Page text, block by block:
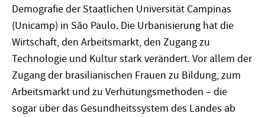
Demografie der Staatlichen Universität Campinas
(Unicamp) in São Paulo. Die Urbanisierung hat die
Wirtschaft, den Arbeitsmarkt, den Zugang zu
Technologie und Kultur stark verändert. Vor allem der
Zugang der brasilianischen Frauen zu Bildung, zum
Arbeitsmarkt und zu Verhütungsmethoden – die
sogar über das Gesundheitssystem des Landes ab